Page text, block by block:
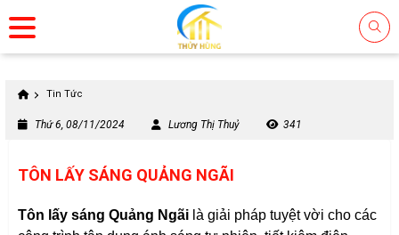
Tin Tức
Thứ 6, 08/11/2024 Lương Thị Thuỷ 341
TÔN LẤY SÁNG QUẢNG NGÃI
Tôn lấy sáng Quảng Ngãi là giải pháp tuyệt vời cho các